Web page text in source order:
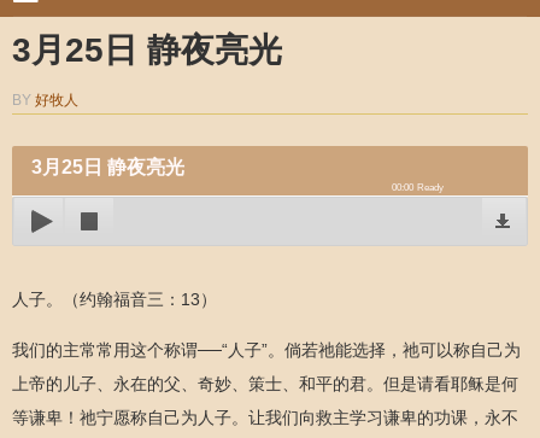
3月25日 静夜亮光
BY 好牧人
3月25日 静夜亮光
00:00 Ready
人子。（约翰福音三：13）
我们的主常常用这个称谓──“人子”。倘若祂能选择，祂可以称自己为
上帝的儿子、永在的父、奇妙、策士、和平的君。但是请看耶稣是何
等谦卑！祂宁愿称自己为人子。让我们向救主学习谦卑的功课，永不